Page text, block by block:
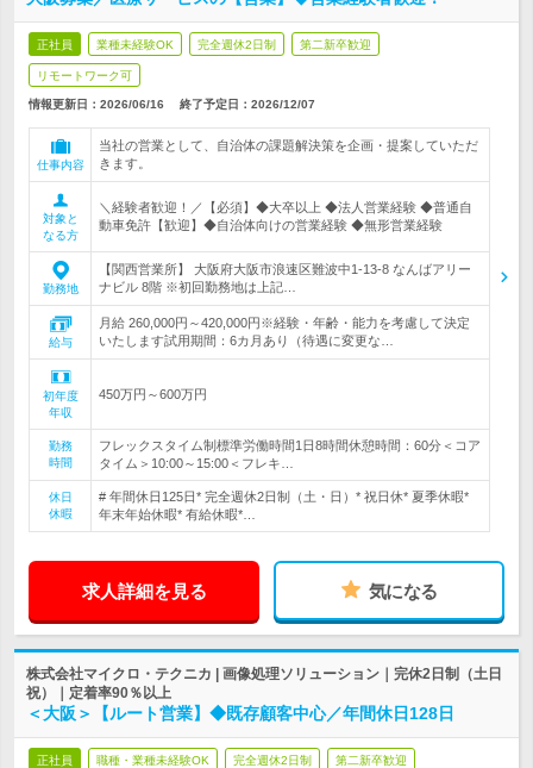
正社員 業種未経験OK 完全週休2日制 第二新卒歓迎
リモートワーク可
情報更新日：2026/06/16 終了予定日： 2026/12/07
仕事内容
当社の営業として、自治体の課題解決策を企画・提案していただ
きます。
対象と
なる方
＼経験者歓迎！／【必須】◆大卒以上 ◆法人営業経験 ◆普通自
動車免許【歓迎】◆自治体向けの営業経験 ◆無形営業経験
勤務地
【関西営業所】 大阪府大阪市浪速区難波中1-13-8 なんばアリー
ナビル 8階 ※初回勤務地は上記…
給与
月給 260,000円～420,000円※経験・年齢・能力を考慮して決定
いたします試用期間：6カ月あり（待遇に変更な…
初年度
年収
450万円～600万円
勤務
時間
フレックスタイム制標準労働時間1日8時間休憩時間：60分＜コア
タイム＞10:00～15:00＜フレキ…
休日
休暇
# 年間休日125日* 完全週休2日制（土・日）* 祝日休* 夏季休暇*
年末年始休暇* 有給休暇*…
求人詳細を見る 気になる
株式会社マイクロ・テクニカ | 画像処理ソリューション｜完休2日制（土日
祝）｜定着率90％以上
＜大阪＞【ルート営業】◆既存顧客中心／年間休日128日
正社員 職種・業種未経験OK 完全週休2日制 第二新卒歓迎